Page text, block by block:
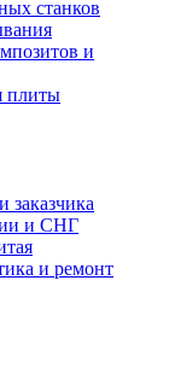
станков
и
плиты
заказчика
и СНГ
и ремонт